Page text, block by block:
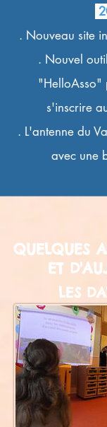
. Nouveau site
. Nouvel
"HelloAsso"
s'inscrire
. L'antenne du
avec une
LES
QUELQUES
ET